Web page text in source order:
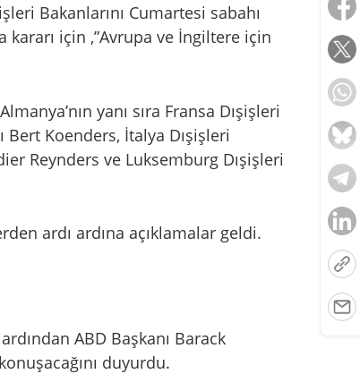
Bakanlarını Cumartesi sabahı
kararı için ,”Avrupa ve İngiltere için
yanı sıra Fransa Dışişleri
Bert Koenders, İtalya Dışişleri
Reynders ve Luksemburg Dışişleri
ardı ardına açıklamalar geldi.
ABD Başkanı Barack
duyurdu.